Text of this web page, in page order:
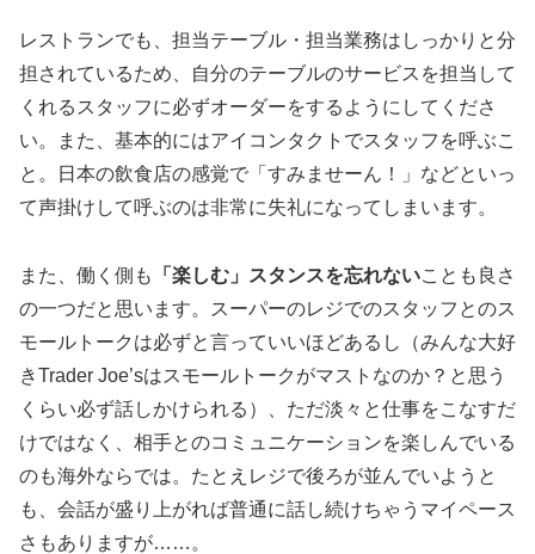
レストランでも、担当テーブル・担当業務はしっかりと分
担されているため、自分のテーブルのサービスを担当して
くれるスタッフに必ずオーダーをするようにしてくださ
い。また、基本的にはアイコンタクトでスタッフを呼ぶこ
と。日本の飲食店の感覚で「すみませーん！」などといっ
て声掛けして呼ぶのは非常に失礼になってしまいます。
また、働く側も 「楽しむ」スタンスを忘れないことも良さ
の一つだと思います。スーパーのレジでのスタッフとのス
モールトークは必ずと言っていいほどあるし（みんな大好
きTrader Joe’sはスモールトークがマストなのか？と思う
くらい必ず話しかけられる）、ただ淡々と仕事をこなすだ
けではなく、相手とのコミュニケーションを楽しんでいる
のも海外ならでは。たとえレジで後ろが並んでいようと
も、会話が盛り上がれば普通に話し続けちゃうマイペース
さもありますが……。